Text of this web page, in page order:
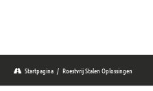
Startpagina / Roestvrij Stalen Oplossingen